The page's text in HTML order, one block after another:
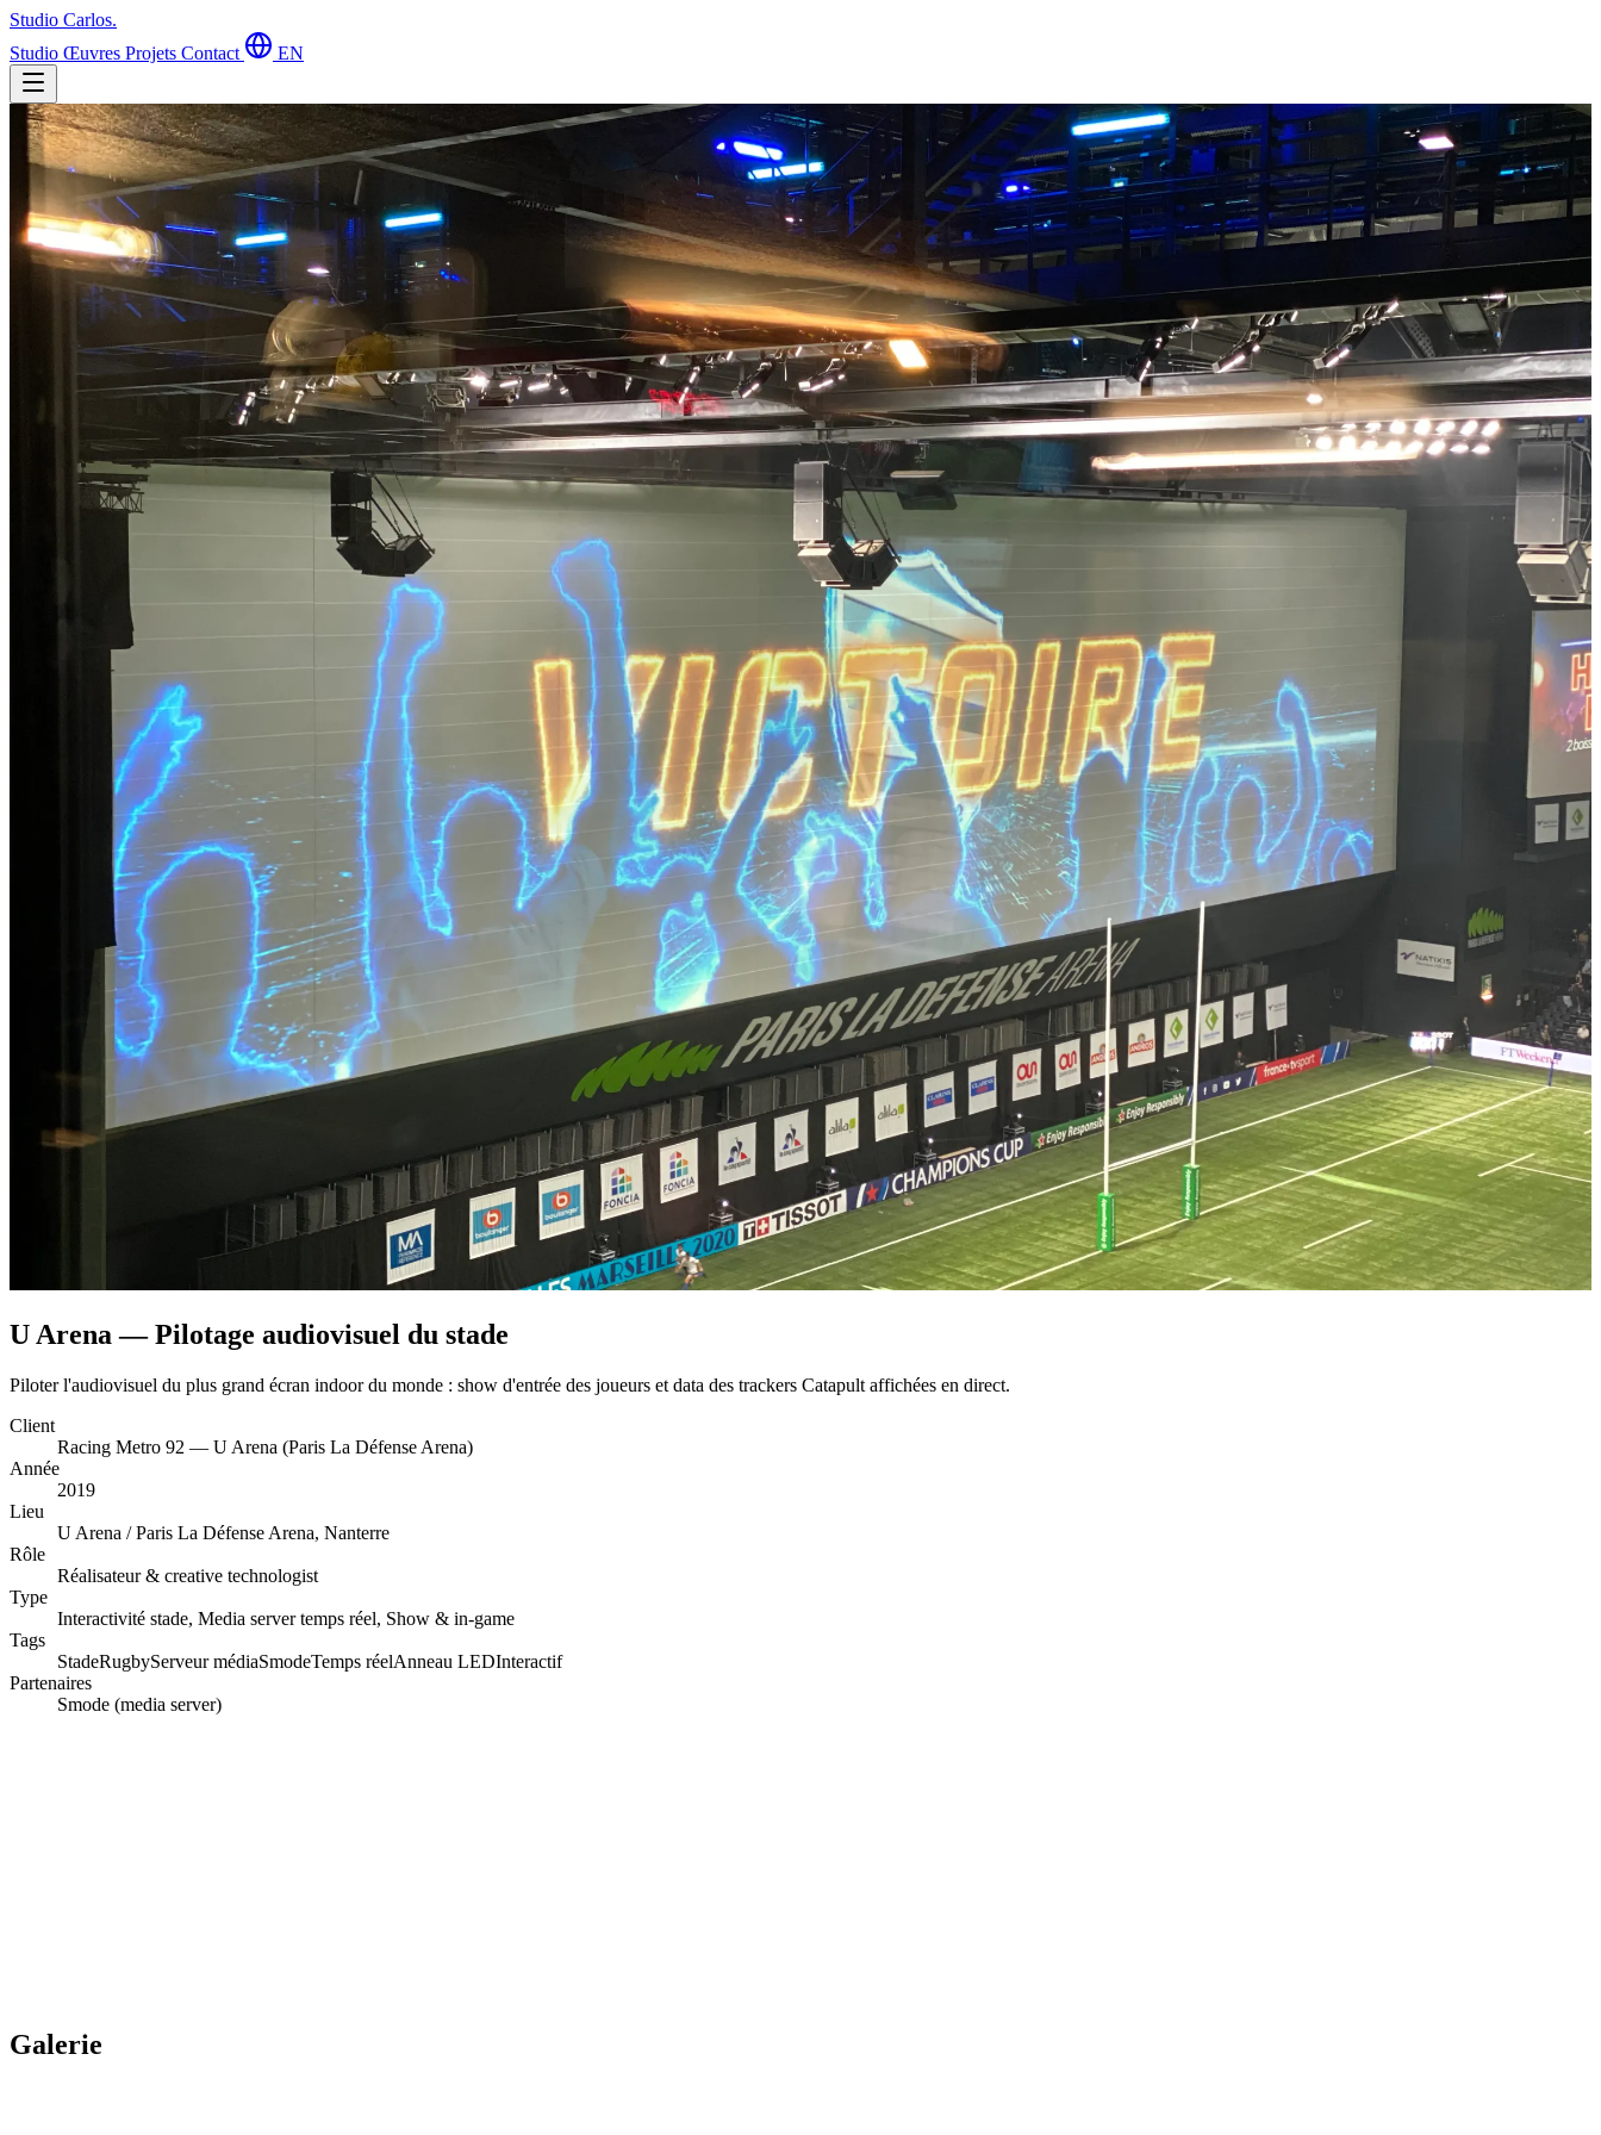
Studio Carlos.
Studio Œuvres Projets Contact EN
U Arena — Pilotage audiovisuel du stade
Piloter l'audiovisuel du plus grand écran indoor du monde : show d'entrée des joueurs et data des trackers Catapult affichées en direct.
Client
Racing Metro 92 — U Arena (Paris La Défense Arena)
Année
2019
Lieu
U Arena / Paris La Défense Arena, Nanterre
Rôle
Réalisateur & creative technologist
Type
Interactivité stade, Media server temps réel, Show & in-game
Tags
StadeRugbyServeur médiaSmodeTemps réelAnneau LEDInteractif
Partenaires
Smode (media server)
Galerie